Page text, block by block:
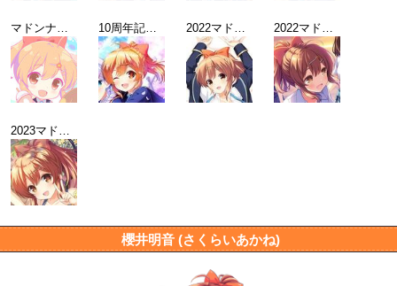
マドンナ選抜総選挙2019 TOP10ガールオリジナル壁紙 10周年記念イラスト 2022マドンナ選抜総選挙 櫻井明音からの電話付き抱き枕カバー 2022マドンナ選抜総選挙記念壁紙
2023マドンナ選抜総選挙記念壁紙
櫻井明音 (さくらいあかね)